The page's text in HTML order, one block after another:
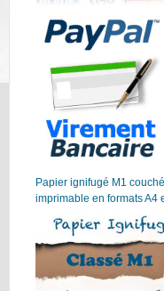
Papier ignifugé M1 couché
imprimable en formats A4